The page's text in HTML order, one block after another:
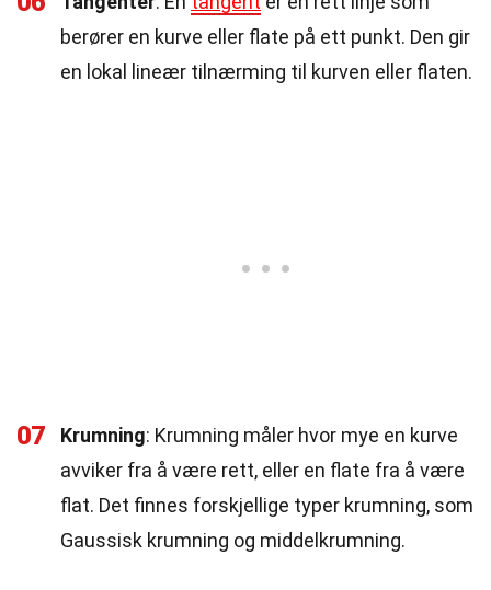
berører en kurve eller flate på ett punkt. Den gir
en lokal lineær tilnærming til kurven eller flaten.
07 Krumning: Krumning måler hvor mye en kurve
avviker fra å være rett, eller en flate fra å være
flat. Det finnes forskjellige typer krumning, som
Gaussisk krumning og middelkrumning.